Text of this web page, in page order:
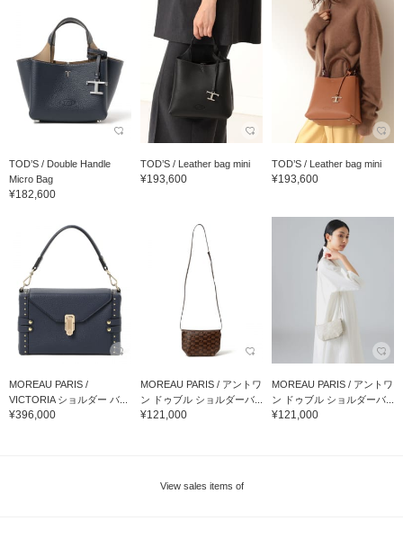
TOD’S / Double Handle
Micro Bag
¥182,600
TOD’S / Leather bag mini
¥193,600
TOD’S / Leather bag mini
¥193,600
MOREAU PARIS /
VICTORIA ショルダー バ...
¥396,000
MOREAU PARIS / アントワ
ン ドゥブル ショルダーバ...
¥121,000
MOREAU PARIS / アントワ
ン ドゥブル ショルダーバ...
¥121,000
View sales items of